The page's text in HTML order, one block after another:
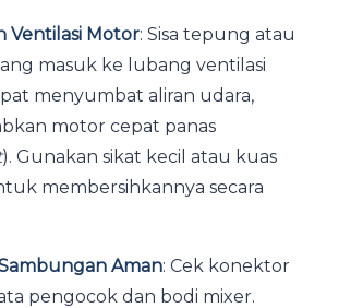
Ventilasi Motor: Sisa tepung atau
masuk ke lubang ventilasi
menyumbat aliran udara,
motor cepat panas
). Gunakan sikat kecil atau kuas
membersihkannya secara
Aman: Cek konektor
pengocok dan bodi mixer.